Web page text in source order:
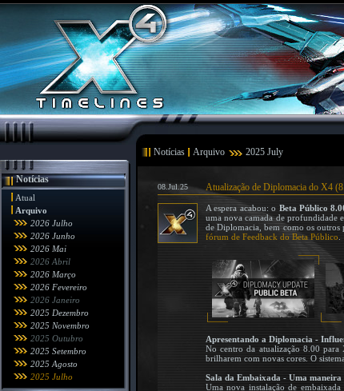
Notícias Arquivo 2025 July
Notícias
Atual
Arquivo
2026 Julho
2026 Junho
2026 Mai
2026 Abril
2026 Março
2026 Fevereiro
2026 Janeiro
2025 Dezembro
2025 Novembro
2025 Outubro
2025 Setembro
2025 Agosto
2025 Julho
08.Jul.25 Atualização de Diplomacia do X4
A espera acabou: o Beta Público
uma nova camada de profundidade
de Diplomacia, bem como os outros
fórum de Feedback do Beta Público
Apresentando a Diplomacia -
No centro da atualização 8.00
brilharem com novas cores. O
Sala da Embaixada - Uma
Uma nova instalação de